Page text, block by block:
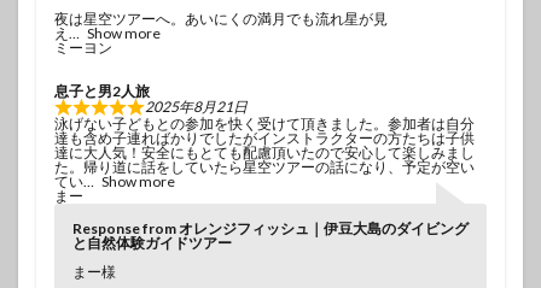
夜は星空ツアーへ。あいにくの満月でも流れ星が見
え
Show more
ミーヨン
息子と男2人旅
2025年8月21日
泳げない子どもとの参加を快く受けて頂きました。参加者は自分
達も含め子連ればかりでしたがインストラクターの方たちは子供
達に大人気！安全にもとても配慮頂いたので安心して楽しみまし
た。帰り道に話をしていたら星空ツアーの話になり、予定が空い
てい
Show more
まー
Response from オレンジフィッシュ｜伊豆大島のダイビング
と自然体験ガイドツアー
まー様